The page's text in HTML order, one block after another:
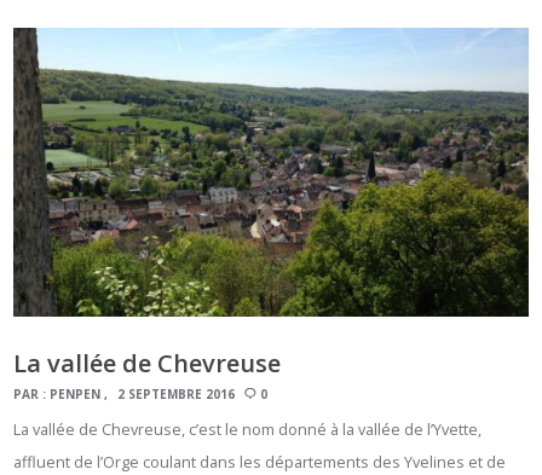
La vallée de Chevreuse
PAR : PENPEN 2 SEPTEMBRE 2016 0
La vallée de Chevreuse, c’est le nom donné à la vallée de l’Yvette,
affluent de l’Orge coulant dans les départements des Yvelines et de